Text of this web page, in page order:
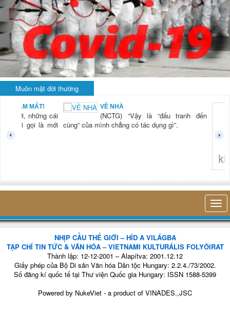
Muôn mặt đời thường
NAM MẤT!
“Xời, những cái
mới gọi là mới
VỀ NHÀ
(NCTG) “Vậy là “đấu tranh đến
cùng” của mình chẳng có tác dụng gì”.
NHỊP CẦU THẾ GIỚI – HÍD A VILÁGBA
TẠP CHÍ TIN TỨC & VĂN HÓA – VIETNAMI KULTURÁLIS FOLYÓIRAT
Thành lập: 12-12-2001 – Alapítva: 2001.12.12
Giấy phép của Bộ Di sản Văn hóa Dân tộc Hungary: 2.2.4./73/2002.
Số đăng kí quốc tế tại Thư viện Quốc gia Hungary: ISSN 1588-5399
Powered by NukeViet - a product of VINADES.,JSC